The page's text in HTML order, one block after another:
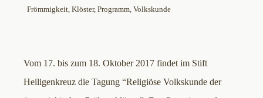
Frömmigkeit, Klöster, Programm, Volkskunde
Vom 17. bis zum 18. Oktober 2017 findet im Stift
Heiligenkreuz die Tagung “Religiöse Volkskunde der